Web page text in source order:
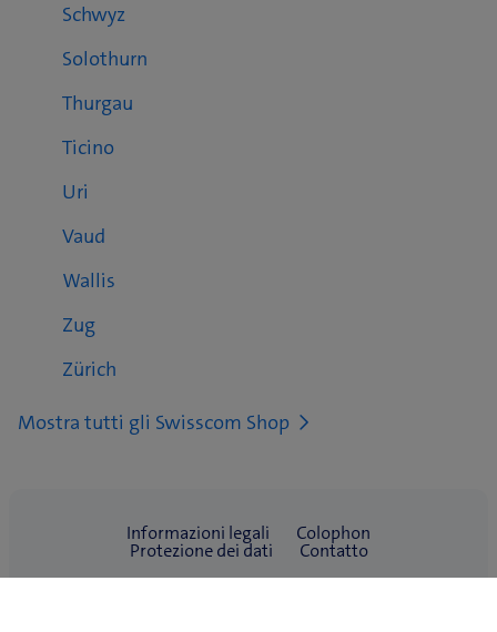
Schwyz
Solothurn
Thurgau
Ticino
Uri
Vaud
Wallis
Zug
Zürich
Mostra tutti gli Swisscom Shop